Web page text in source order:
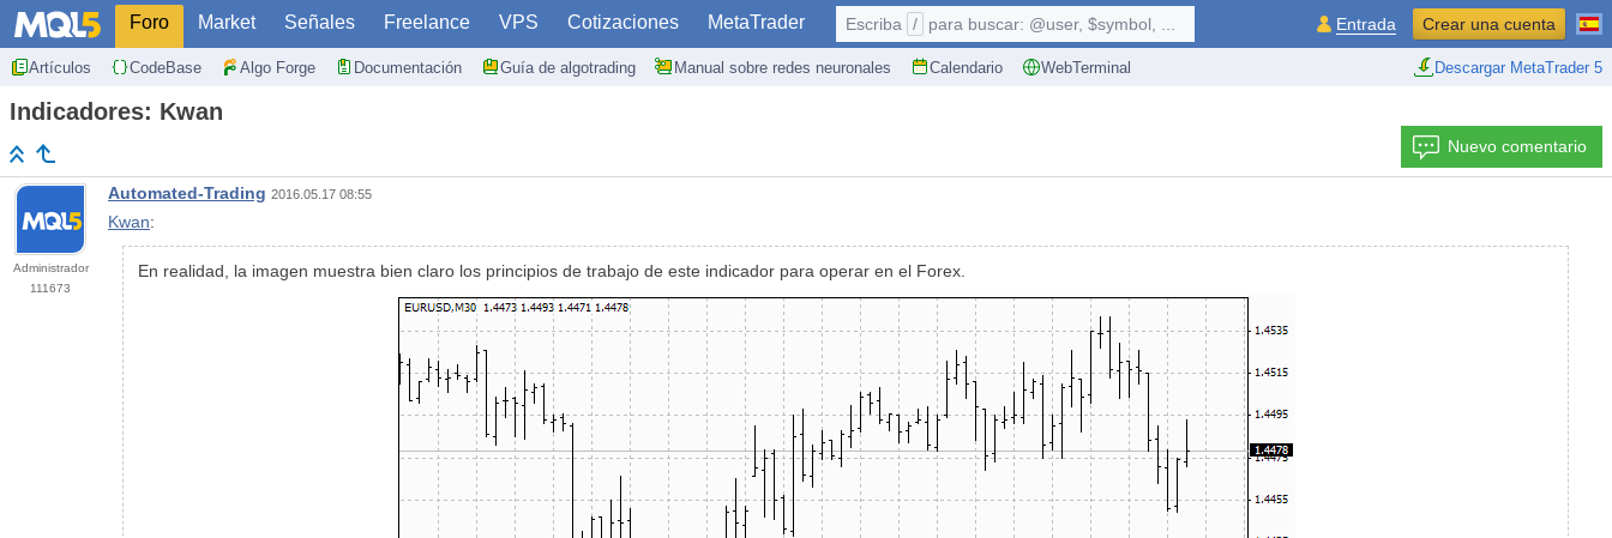
Foro Market Señales Freelance VPS Cotizaciones MetaTrader
Artículos CodeBase Algo Forge Documentación Guía de algotrading Manual sobre redes neuronales Calendario WebTerminal Descargar MetaTrader 5
Escriba / para buscar: @user, $symbol, ... Entrada Crear una cuenta
Indicadores: Kwan
Nuevo comentario
Administrador
111673
Automated-Trading 2016.05.17 08:55
Kwan:
En realidad, la imagen muestra bien claro los principios de trabajo de este indicador para operar en el Forex.